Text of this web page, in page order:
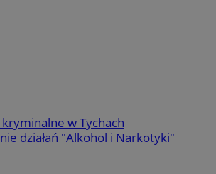
w Tychach
działań "Alkohol i Narkotyki"